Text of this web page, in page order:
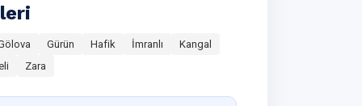
Gürün Hafik İmranlı
Kangal
Zara